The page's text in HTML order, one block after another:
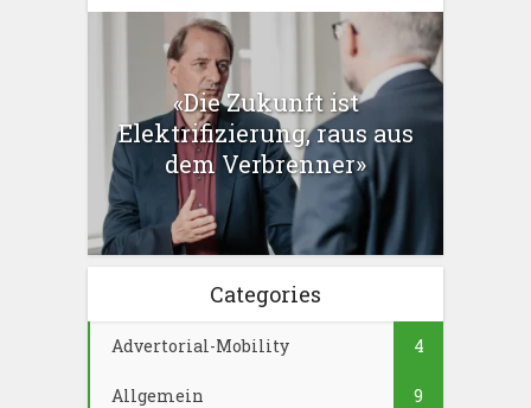
«Die Zukunft ist
Elektrifizierung, raus aus
dem Verbrenner»
Categories
Advertorial-Mobility 4
Allgemein 9